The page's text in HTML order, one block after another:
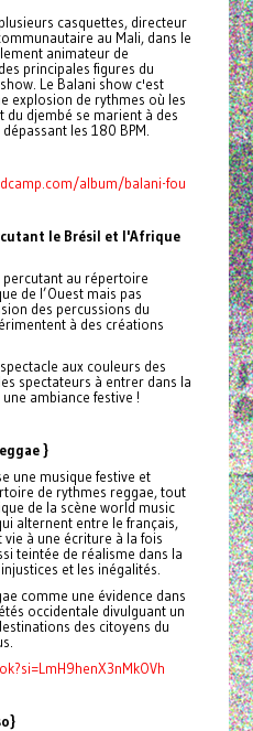
casquettes, directeur
au Mali, dans le
animateur de
principales figures du
Le Balani show c'est
explosion de rythmes où les
djembé se marient à des
les 180 BPM.
album/balani-fou
le Brésil et l'Afrique
percutant au répertoire
de l’Ouest mais pas
des percussions du
à des créations
aux couleurs des
spectateurs à entrer dans la
ambiance festive !
}
une musique festive et
de rythmes reggae, tout
de la scène world music
alternent entre le français,
à une écriture à la fois
teintée de réalisme dans la
et les inégalités.
comme une évidence dans
occidentale divulguant un
des citoyens du